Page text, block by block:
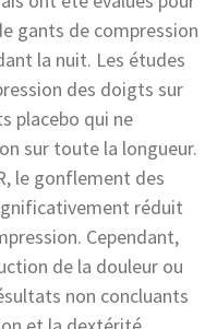
gants de compression
la nuit. Les études
des doigts sur
placebo qui ne
sur toute la longueur.
le gonflement des
réduit
Cependant,
de la douleur ou
non concluants